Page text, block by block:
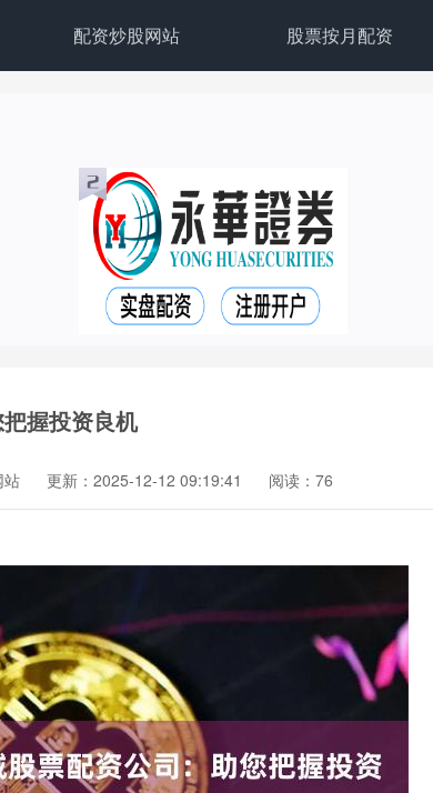
配资炒股网站 股票按月配资
握投资良机
站 更新：2025-12-12 09:19:41 阅读：76